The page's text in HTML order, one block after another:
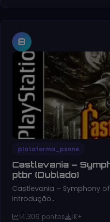
8
plataforma_psone
Castlevania –
ptbr (Dublado)
Castlevania – Symphony
Introdução…
14,306 pontos 1K+